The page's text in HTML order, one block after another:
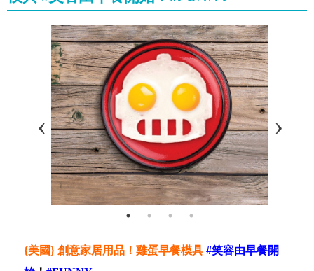
{美國} 創意家居用品！雞蛋早餐模具 #笑容由早餐開